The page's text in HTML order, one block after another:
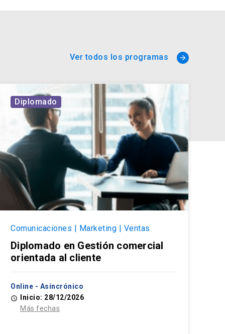
Ver todos los programas arrow_forward
Diplomado
Comunicaciones | Marketing | Ventas
Diplomado en Gestión comercial
orientada al cliente
Online - Asincrónico
access_time
Inicio: 28/12/2026
Más fechas